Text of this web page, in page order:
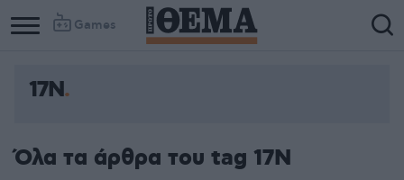
Games
17N
Όλα τα άρθρα του tag 17N